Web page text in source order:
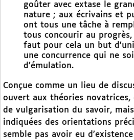
goûter avec extase le
nature ; aux écrivains et
ont tous une tâche à
tous concourir au progrès,
faut pour cela un but
une concurrence qui ne
d’émulation.
Conçue comme un lieu de
ouvert aux théories novatrices,
de vulgarisation du savoir,
indiquées des orientations
semble pas avoir eu